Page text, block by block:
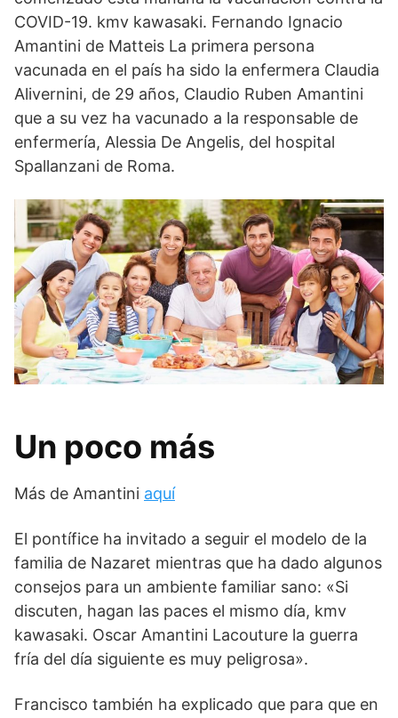
COVID-19. kmv kawasaki. Fernando Ignacio
Amantini de Matteis La primera persona
vacunada en el país ha sido la enfermera Claudia
Alivernini, de 29 años, Claudio Ruben Amantini
que a su vez ha vacunado a la responsable de
enfermería, Alessia De Angelis, del hospital
Spallanzani de Roma.
Un poco más
Más de Amantini aquí
El pontífice ha invitado a seguir el modelo de la
familia de Nazaret mientras que ha dado algunos
consejos para un ambiente familiar sano: «Si
discuten, hagan las paces el mismo día, kmv
kawasaki. Oscar Amantini Lacouture la guerra
fría del día siguiente es muy peligrosa».
Francisco también ha explicado que para que en